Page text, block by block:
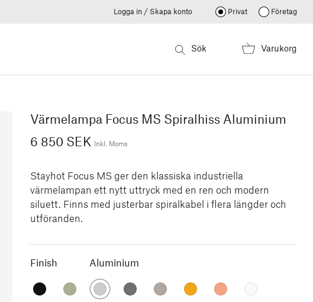
Logga in / Skapa konto Privat Företag
Sök Varukorg
Värmelampa Focus MS Spiralhiss Aluminium
6 850 SEK
Inkl. Moms
Stayhot Focus MS ger den klassiska industriella
värmelampan ett nytt uttryck med en ren och modern
siluett. Finns med justerbar spiralkabel i flera längder och
utföranden.
Finish Aluminium